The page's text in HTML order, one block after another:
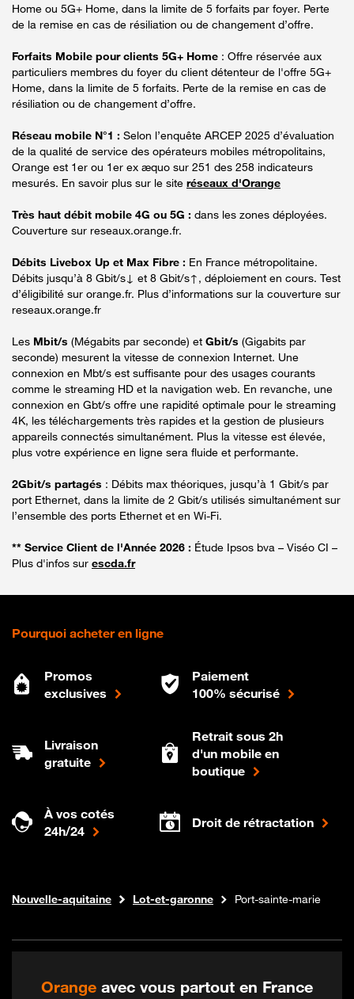
Home ou 5G+ Home, dans la limite de 5 forfaits par foyer. Perte
de la remise en cas de résiliation ou de changement d’offre.
Forfaits Mobile pour clients 5G+ Home : Offre réservée aux
particuliers membres du foyer du client détenteur de l'offre 5G+
Home, dans la limite de 5 forfaits. Perte de la remise en cas de
résiliation ou de changement d’offre.
Réseau mobile N°1 : Selon l’enquête ARCEP 2025 d’évaluation
de la qualité de service des opérateurs mobiles métropolitains,
Orange est 1er ou 1er ex æquo sur 251 des 258 indicateurs
mesurés. En savoir plus sur le site réseaux d'Orange
Très haut débit mobile 4G ou 5G : dans les zones déployées.
Couverture sur reseaux.orange.fr.
Débits Livebox Up et Max Fibre : En France métropolitaine.
Débits jusqu’à 8 Gbit/s↓ et 8 Gbit/s↑, déploiement en cours. Test
d’éligibilité sur orange.fr. Plus d’informations sur la couverture sur
reseaux.orange.fr
Les Mbit/s (Mégabits par seconde) et Gbit/s (Gigabits par
seconde) mesurent la vitesse de connexion Internet. Une
connexion en Mbt/s est suffisante pour des usages courants
comme le streaming HD et la navigation web. En revanche, une
connexion en Gbt/s offre une rapidité optimale pour le streaming
4K, les téléchargements très rapides et la gestion de plusieurs
appareils connectés simultanément. Plus la vitesse est élevée,
plus votre expérience en ligne sera fluide et performante.
2Gbit/s partagés : Débits max théoriques, jusqu’à 1 Gbit/s par
port Ethernet, dans la limite de 2 Gbit/s utilisés simultanément sur
l’ensemble des ports Ethernet et en Wi-Fi.
** Service Client de l'Année 2026 : Étude Ipsos bva – Viséo CI –
Plus d'infos sur escda.fr
Pourquoi acheter en ligne
Promos
exclusives
Paiement
100% sécurisé
Livraison
gratuite
Retrait sous 2h
d'un mobile en
boutique
À vos cotés
24h/24
Droit de rétractation
Boutique Orange
Internet fibre
Nouvelle-aquitaine Lot-et-garonne Port-sainte-marie